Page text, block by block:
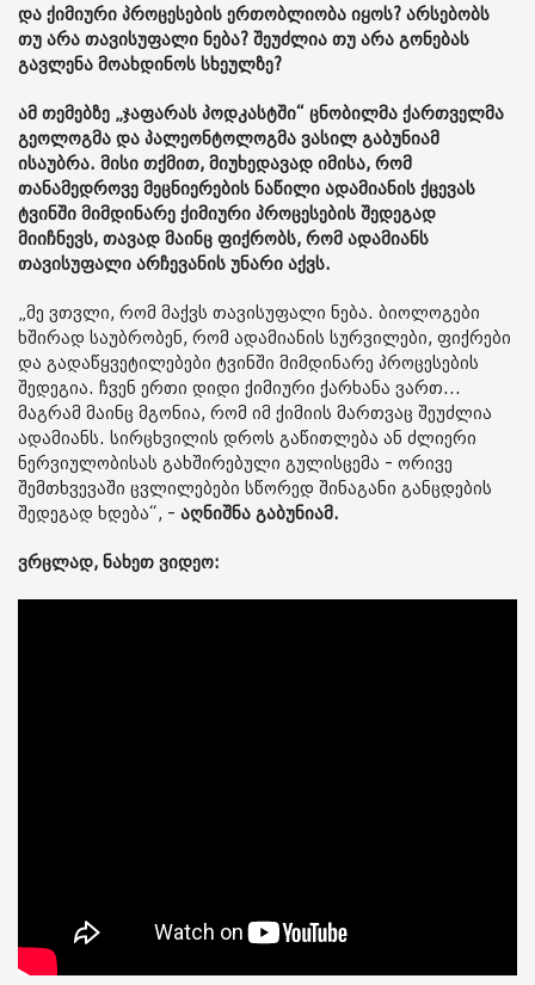
და ქიმიური პროცესების ერთობლიობა იყოს? არსებობს
თუ არა თავისუფალი ნება? შეუძლია თუ არა გონებას
გავლენა მოახდინოს სხეულზე?
ამ თემებზე „ჯაფარას პოდკასტში“ ცნობილმა ქართველმა
გეოლოგმა და პალეონტოლოგმა ვასილ გაბუნიამ
ისაუბრა. მისი თქმით, მიუხედავად იმისა, რომ
თანამედროვე მეცნიერების ნაწილი ადამიანის ქცევას
ტვინში მიმდინარე ქიმიური პროცესების შედეგად
მიიჩნევს, თავად მაინც ფიქრობს, რომ ადამიანს
თავისუფალი არჩევანის უნარი აქვს.
„მე ვთვლი, რომ მაქვს თავისუფალი ნება. ბიოლოგები
ხშირად საუბრობენ, რომ ადამიანის სურვილები, ფიქრები
და გადაწყვეტილებები ტვინში მიმდინარე პროცესების
შედეგია. ჩვენ ერთი დიდი ქიმიური ქარხანა ვართ...
მაგრამ მაინც მგონია, რომ იმ ქიმიის მართვაც შეუძლია
ადამიანს. სირცხვილის დროს გაწითლება ან ძლიერი
ნერვიულობისას გახშირებული გულისცემა - ორივე
შემთხვევაში ცვლილებები სწორედ შინაგანი განცდების
შედეგად ხდება“, - აღნიშნა გაბუნიამ.
ვრცლად, ნახეთ ვიდეო: